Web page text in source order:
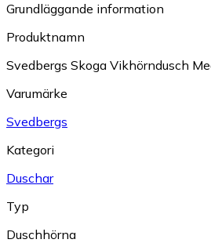
Grundläggande information
Produktnamn
Svedbergs Skoga Vikhörndusch
Varumärke
Svedbergs
Kategori
Duschar
Typ
Duschhörna